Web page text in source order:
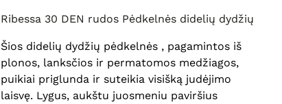
Ribessa 30 DEN rudos Pėdkelnės didelių dydžių
Šios didelių dydžių pėdkelnės , pagamintos iš
plonos, lanksčios ir permatomos medžiagos,
puikiai priglunda ir suteikia visišką judėjimo
laisvę. Lygus, aukštu juosmeniu paviršius